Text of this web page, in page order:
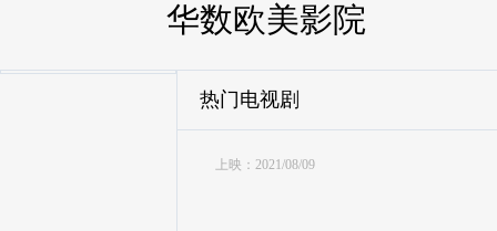
华数欧美影院
热门电视剧
上映：2021/08/09